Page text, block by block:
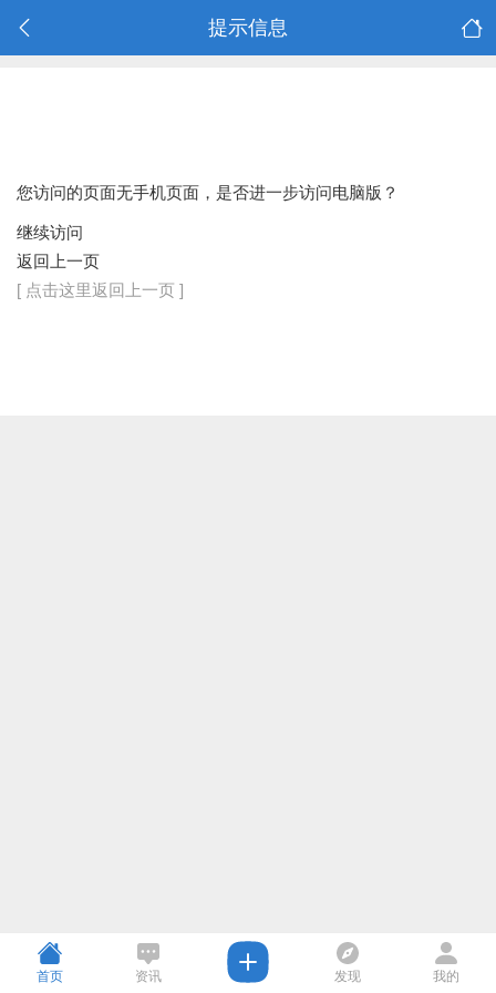
提示信息
您访问的页面无手机页面，是否进一步访问电脑版？
继续访问
返回上一页
[ 点击这里返回上一页 ]
首页 资讯 发现 我的